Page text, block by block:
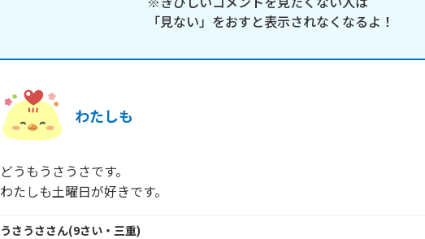
「見ない」をおすと表示されなくなるよ！
わたしも
どうもうさうさです。
わたしも土曜日が好きです。
うさうささん(9さい・ 三重)